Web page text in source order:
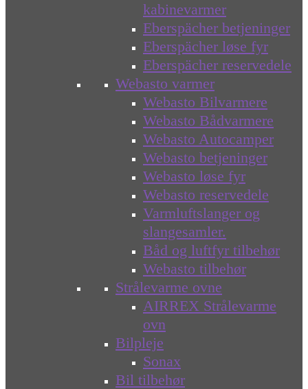
kabinevarmer
Eberspächer betjeninger
Eberspächer løse fyr
Eberspächer reservedele
Webasto varmer
Webasto Bilvarmere
Webasto Bådvarmere
Webasto Autocamper
Webasto betjeninger
Webasto løse fyr
Webasto reservedele
Varmluftslanger og
slangesamler.
Båd og luftfyr tilbehør
Webasto tilbehør
Strålevarme ovne
AIRREX Strålevarme
ovn
Bilpleje
Sonax
Bil tilbehør